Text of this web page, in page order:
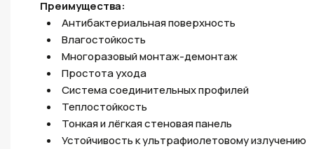
Преимущества:
Антибактериальная поверхность
Влагостойкость
Многоразовый монтаж-демонтаж
Простота ухода
Система соединительных профилей
Теплостойкость
Тонкая и лёгкая стеновая панель
Устойчивость к ультрафиолетовому излучению